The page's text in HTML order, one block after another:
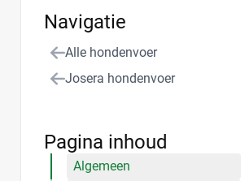
Navigatie
Alle hondenvoer
Josera hondenvoer
Pagina inhoud
Algemeen